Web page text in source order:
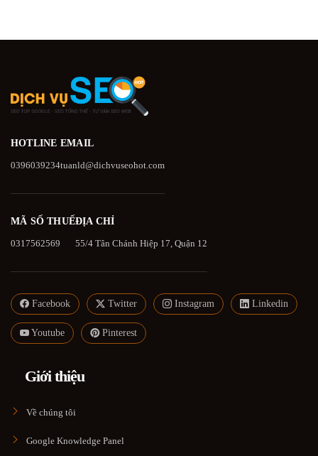
HOTLINE
0396039234
EMAIL
tuanld@dichvuseohot.com
MÃ SỐ THUẾ
0317562569
ĐỊA CHỈ
55/4 Tân Chánh Hiệp 17, Quận 12
Facebook Twitter Instagram Linkedin
Youtube Pinterest
Giới thiệu
Về chúng tôi
Google Knowledge Panel